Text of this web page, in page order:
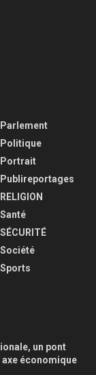
Parlement
Politique
Portrait
Publireportages
RELIGION
Santé
SÉCURITÉ
Société
Sports
un pont
axe économique